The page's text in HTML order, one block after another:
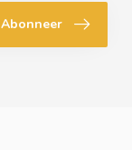
Abonneer